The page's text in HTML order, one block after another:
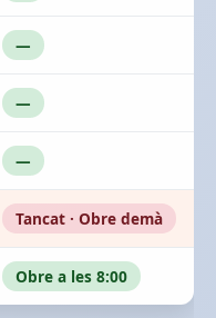
—
—
—
Tancat · Obre demà
Obre a les 8:00